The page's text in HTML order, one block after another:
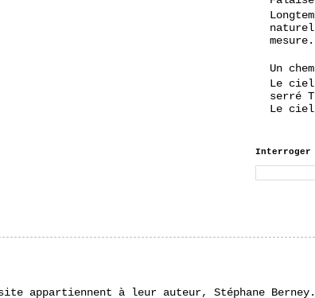
Un
Le
serré
Le
Interroger
appartiennent à leur auteur, Stéphane